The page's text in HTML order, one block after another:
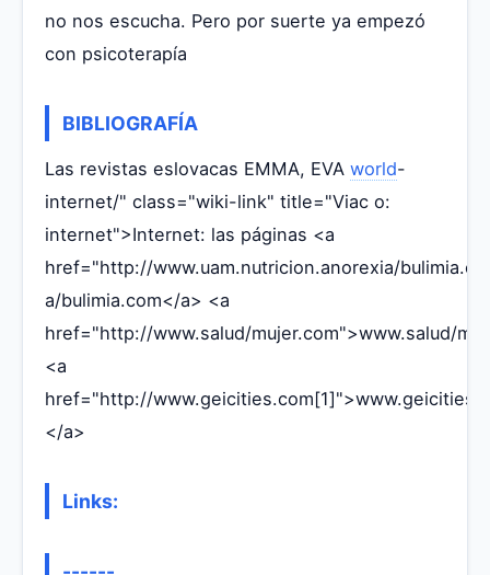
no nos escucha. Pero por suerte ya empezó
con psicoterapía
BIBLIOGRAFÍA
Las revistas eslovacas EMMA, EVA world-
internet/" class="wiki-link" title="Viac o:
internet">Internet: las páginas <a
href="http://www.uam.nutricion.anorexia/
a/bulimia.com</a> <a
href="http://www.salud/mujer.com">www.salud/
<a
href="http://
</a>
Links: